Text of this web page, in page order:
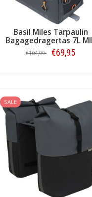
Basil Miles Tarpaulin
Bagagedragertas 7L
2.0 Black Orange
€104,99 €69,95
SALE